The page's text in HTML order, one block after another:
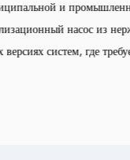
из нержавеющей
где требуется очистка